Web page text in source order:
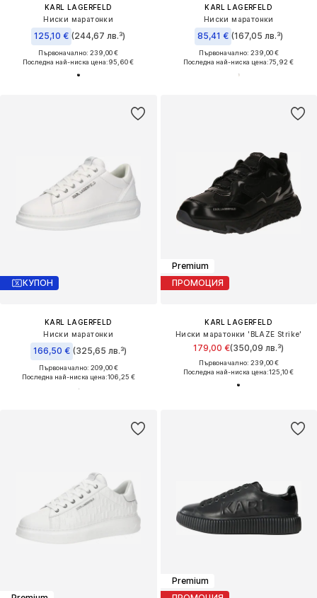
KARL LAGERFELD
Ниски маратонки
125,10 € (244,67 лв.³)
Първоначално: 239,00 €
Последна най-ниска цена:95,60 €
KARL LAGERFELD
Ниски маратонки
85,41 € (167,05 лв.³)
Първоначално: 239,00 €
Последна най-ниска цена:75,92 €
КУПОН
KARL LAGERFELD
Ниски маратонки
166,50 € (325,65 лв.³)
Първоначално: 209,00 €
Последна най-ниска цена:106,25 €
Premium
ПРОМОЦИЯ
KARL LAGERFELD
Ниски маратонки 'BLAZE Strike'
179,00 €(350,09 лв.³)
Първоначално: 239,00 €
Последна най-ниска цена:125,10 €
Premium